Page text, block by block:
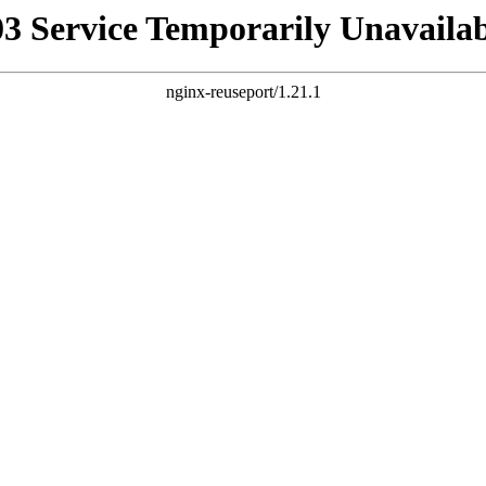
Service Temporarily
nginx-reuseport/1.21.1